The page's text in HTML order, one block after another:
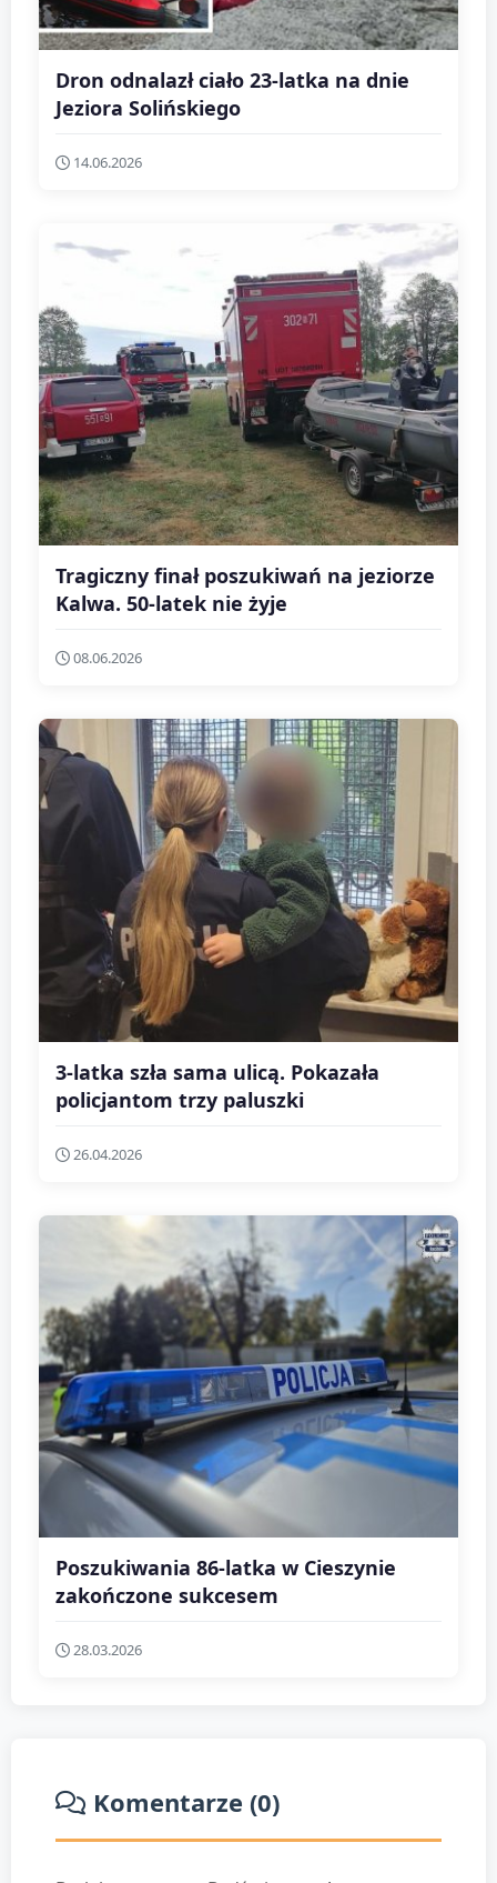
Dron odnalazł ciało 23-latka na dnie
Jeziora Solińskiego
14.06.2026
Tragiczny finał poszukiwań na jeziorze
Kalwa. 50-latek nie żyje
08.06.2026
3-latka szła sama ulicą. Pokazała
policjantom trzy paluszki
26.04.2026
Poszukiwania 86-latka w Cieszynie
zakończone sukcesem
28.03.2026
Komentarze (0)